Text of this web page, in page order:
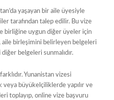
yaşayan bir aile üyesiyle
tarafından talep edilir. Bu vize
birliğine uygun diğer üyeler için
birleşimini belirleyen belgeleri
belgeleri sunmalıdır.
Yunanistan vizesi
büyükelçiliklerde yapılır ve
toplayıp, online vize başvuru